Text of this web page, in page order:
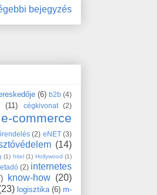
bejegyzés
(6) b2b (4)
(11) cégkivonat
(2)
e-commerce
(2) eNET (3)
(14)
(1) hitel (1) Hollywood (1)
(2) internetes
know-how (20)
logisztika (6) m-